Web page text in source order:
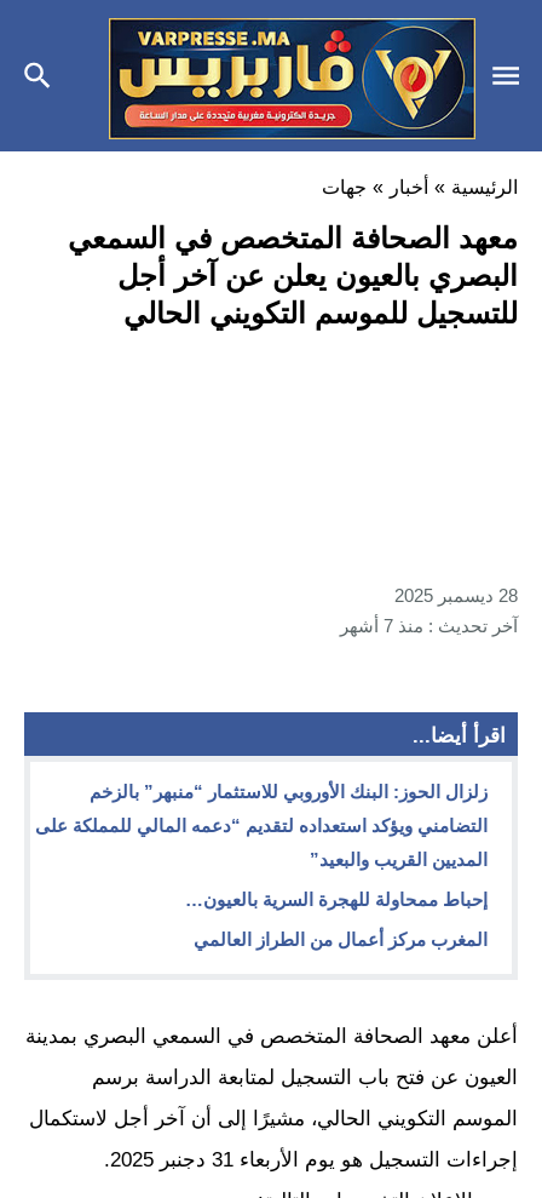
الرئيسية » أخبار » جهات
معهد الصحافة المتخصص في السمعي
البصري بالعيون يعلن عن آخر أجل
للتسجيل للموسم التكويني الحالي
28 ديسمبر 2025
آخر تحديث : منذ 7 أشهر
اقرأ أيضا...
زلزال الحوز: البنك الأوروبي للاستثمار “منبهر” بالزخم
التضامني ويؤكد استعداده لتقديم “دعمه المالي للمملكة على
المديين القريب والبعيد”
إحباط ممحاولة للهجرة السرية بالعيون…
المغرب مركز أعمال من الطراز العالمي
أعلن معهد الصحافة المتخصص في السمعي البصري بمدينة
العيون عن فتح باب التسجيل لمتابعة الدراسة برسم
الموسم التكويني الحالي، مشيرًا إلى أن آخر أجل لاستكمال
إجراءات التسجيل هو يوم الأربعاء 31 دجنبر 2025.